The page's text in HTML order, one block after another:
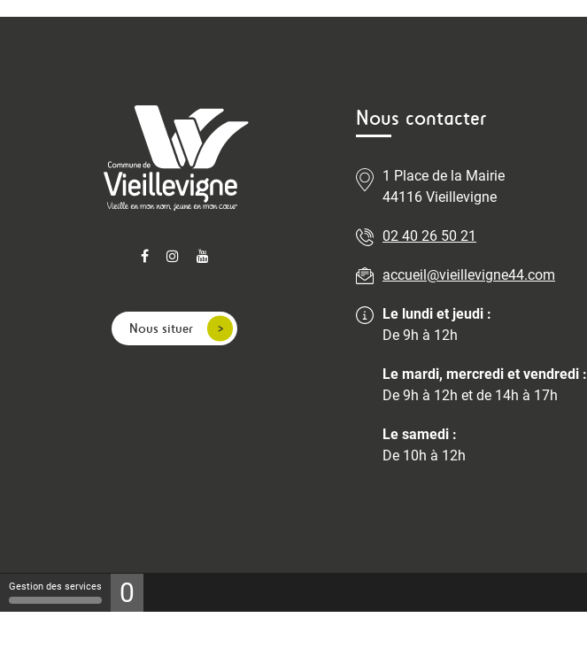
Nous situer
Nous contacter
1 Place de la Mairie
44116 Vieillevigne
02 40 26 50 21
accueil@vieillevigne44.com
Le lundi et jeudi :
De 9h à 12h
Le mardi, mercredi et vendredi :
De 9h à 12h et de 14h à 17h
Le samedi :
De 10h à 12h
Gestion des services 0